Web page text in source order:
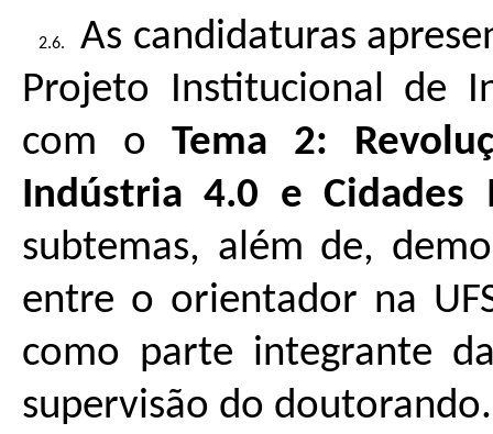
As candidaturas
Projeto Institucional de
com oTema 2:
Indústria 4.0 e Cidades
subtemas, além de,
entre o orientador na
como parte integrante
supervisão do doutorando.